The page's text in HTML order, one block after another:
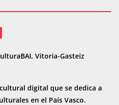
Vitoria-Gasteiz
digital que se dedica a
en el País Vasco.